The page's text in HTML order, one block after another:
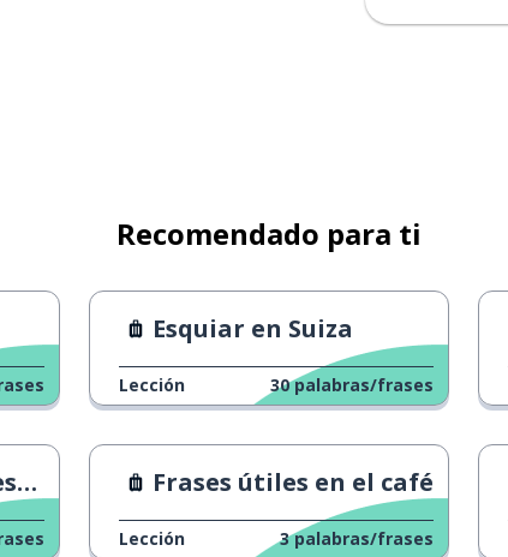
Recomendado para ti
Esquiar en Suiza
Lección 30 palabras/frases
Frases útiles en el café
Lección 3 palabras/frases